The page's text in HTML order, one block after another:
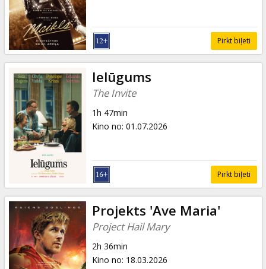
Pirkt biļeti
Ielūgums
The Invite
1h 47min
Kino no: 01.07.2026
Pirkt biļeti
Projekts 'Ave Maria'
Project Hail Mary
2h 36min
Kino no: 18.03.2026